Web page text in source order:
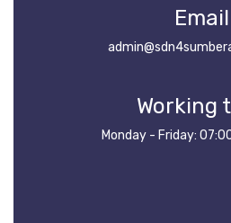
Email
Working
Monday - Friday: